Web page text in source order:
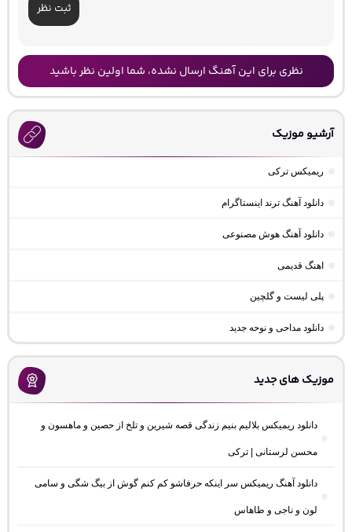
ثبت نظر
نظری برای این آهنگ ارسال نشده، شما اولین نظر باشید
آرشیو موزیک
ریمیکس ترکی
دانلود آهنگ ترند اینستاگرام
دانلود آهنگ هوش مصنوعی
اهنگ قدیمی
پلی لیست و گلچین
دانلود مداحی و نوحه جدید
موزیک های جدید
دانلود ریمیکس بلالیم بنیم زندگی قصه شیرین و تلخ از حصین و ماهسون و
محسن لرستانی | ترکی
دانلود آهنگ ریمیکس سر اینکه حرفاشو کم کنم گوش از بیگ شگی و سامی
لون و ناجی و طاهاس